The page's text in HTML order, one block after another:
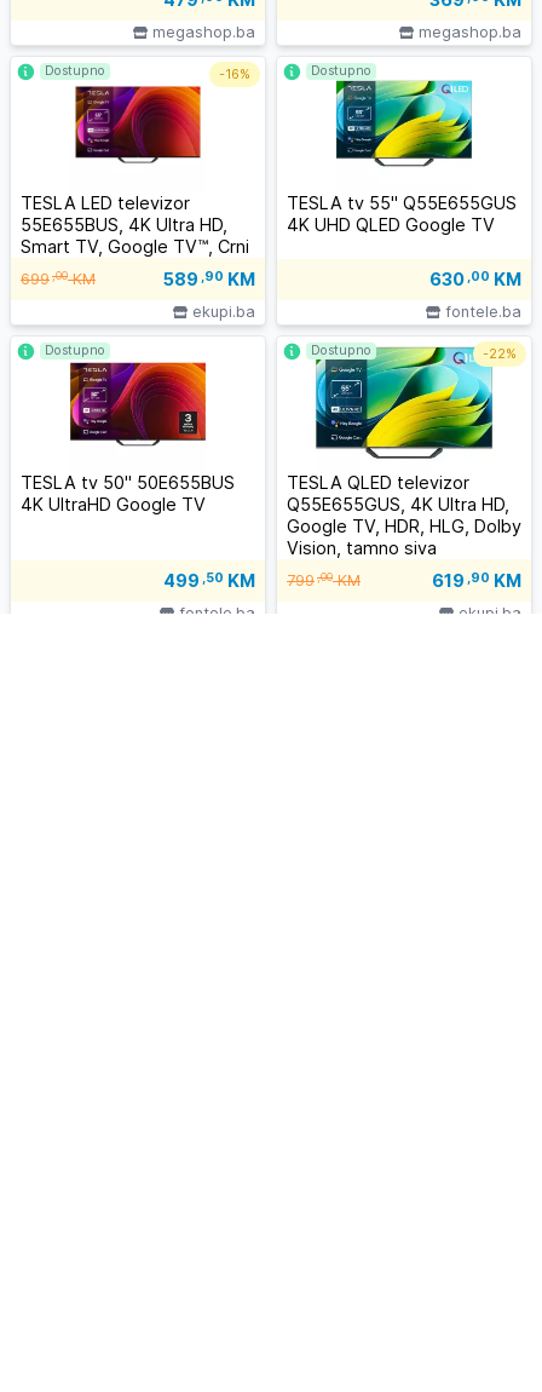
megashop.ba megashop.ba
TESLA LED televizor
55E655BUS, 4K Ultra HD,
Smart TV, Google TV™, Crni
699,00KM 589 ,90 KM
ekupi.ba
Dostupno -16%
TESLA tv 55" Q55E655GUS
4K UHD QLED Google TV
630 ,00 KM
fontele.ba
Dostupno
TESLA tv 50" 50E655BUS
4K UltraHD Google TV
499 ,50 KM
fontele.ba
Dostupno
TESLA QLED televizor
Q55E655GUS, 4K Ultra HD,
Google TV, HDR, HLG, Dolby
Vision, tamno siva
799,00KM 619 ,90 KM
ekupi.ba
Dostupno -22%